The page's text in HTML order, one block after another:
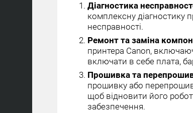
Діагностика
комплексну діагностику
несправності.
Ремонт та заміна
принтера Canon,
включати в себе плата,
Прошивка та
прошивку або
щоб відновити його
забезпечення.